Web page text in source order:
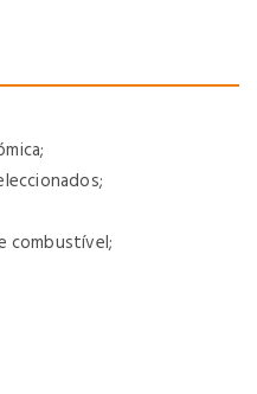
combustível;